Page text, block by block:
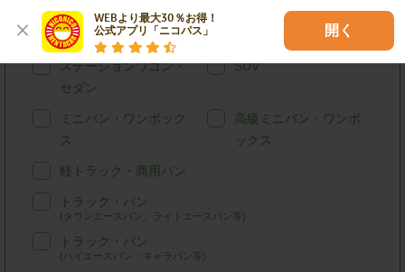
WEBより最大30％お得！
公式アプリ「ニコパス」
開く
軽自動車
ステーションワゴン・
セダン
SUV
ミニバン・ワンボック
ス
高級ミニバン・ワンボ
ックス
軽トラック・商用バン
トラック・バン
(タウンエースバン、ライトエースバン等)
トラック・バン
(ハイエースバン・キャラバン等)